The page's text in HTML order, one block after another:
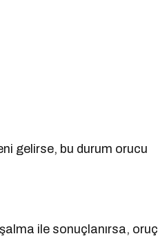
gelirse, bu durum orucu
ile sonuçlanırsa, oruç